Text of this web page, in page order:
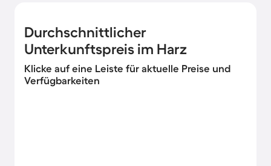
Durchschnittlicher
Unterkunftspreis im Harz
Klicke auf eine Leiste für aktuelle Preise und
Verfügbarkeiten